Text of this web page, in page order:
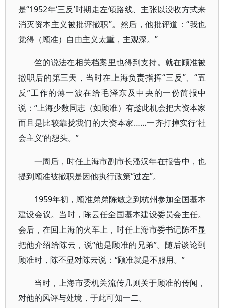
是“1952年‘三反’时期走左倾路线、主张以没收方式来
消灭资本主义被批评撤职”。然后，他批评道：“我也
觉得（顾准）自由主义太重，主观深。”
竺的说法在相关档案里也得到支持。就在顾准被
撤职后的第三天，当时在上海负责指挥“三反”、“五
反”工作的薄一波在给毛泽东及中央的一份简报中
说：“上海少数同志（如顾准）有趁此机会把大资本家
而且是比较靠拢我们的大资本家……一齐打掉实行‘社
会主义’的想头。”
一周后，时任上海市副市长潘汉年在报告中，也
提到顾准被撤职是因他执行政策“过左”。
1959年初，顾准弟弟陈敏之到杭州参加全国基本
建设会议。当时，陈云任全国基本建设委员会主任。
会后，在回上海的火车上，时任上海市委书记陈丕显
把他介绍给陈云，说“他是顾准的兄弟”。随后谈论到
顾准时，陈丕显对陈云说：“顾准就是不服用。”
当时，上海市委机关流传几则关于顾准的传闻，
对他的风评与处境，于此可知一二。